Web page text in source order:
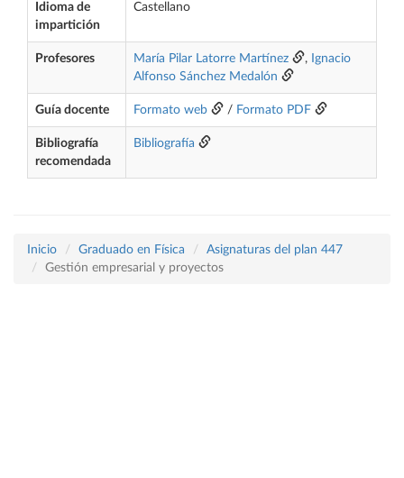
Idioma de
impartición
Castellano
Profesores María Pilar Latorre Martínez , Ignacio
Alfonso Sánchez Medalón
Guía docente Formato web / Formato PDF
Bibliografía
recomendada
Bibliografía
Inicio Graduado en Física
Asignaturas del plan 447
Gestión empresarial y proyectos